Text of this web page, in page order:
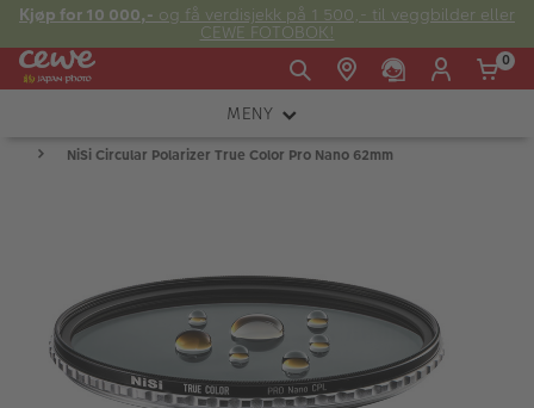
Kjøp for 10 000,- og få verdisjekk på 1 500,- til veggbilder eller
CEWE FOTOBOK!
Fre:
20:00
Søndag:
E-post:
kundeservice@japanphoto.no
0
MENY
KAMERA
LYS OG STUDIO
INSTANTFOTO
NiSi Circular Polarizer True Color Pro Nano 62mm